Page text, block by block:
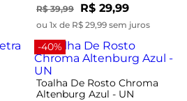
R$ 39,99 R$ 29,99
ou 1x de R$ 29,99 sem juros
-40%
Toalha De Rosto Chroma
Altenburg Azul - UN